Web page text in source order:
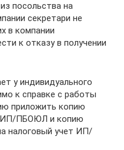
посольства на
секретари не
в компании
к отказу в получении
у индивидуального
к справке с работы
приложить копию
ИП/ПБОЮЛ и копию
налоговый учет ИП/